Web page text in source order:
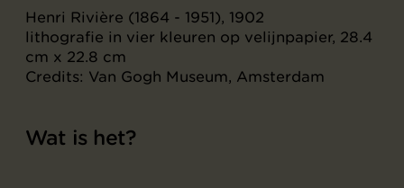
Henri Rivière (1864 - 1951), 1902
lithografie in vier kleuren op velijnpapier, 28.4
cm x 22.8 cm
Credits: Van Gogh Museum, Amsterdam
Wat is het?